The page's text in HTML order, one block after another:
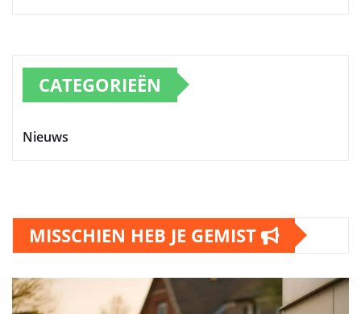
CATEGORIEËN
Nieuws
MISSCHIEN HEB JE GEMIST